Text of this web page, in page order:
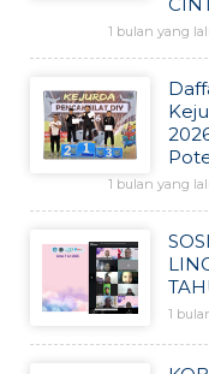
1 bulan yang
1 bulan yang
1